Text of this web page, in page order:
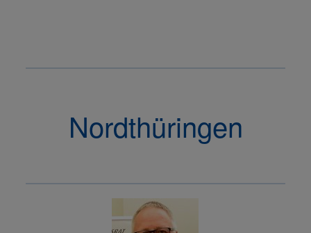
Nordthüringen